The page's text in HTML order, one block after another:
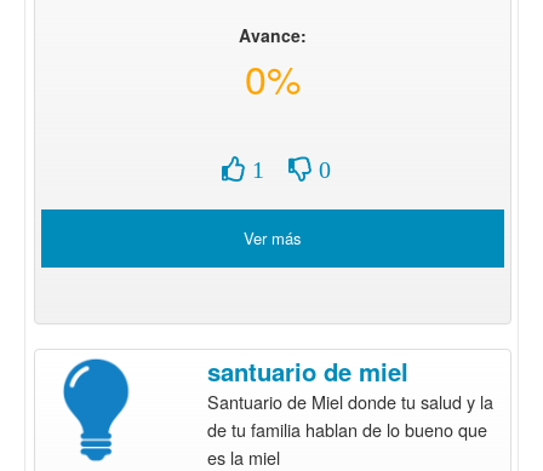
Avance:
0%
1 0
Ver más
santuario de miel
Santuario de Miel donde tu salud y la
de tu familia hablan de lo bueno que
es la miel